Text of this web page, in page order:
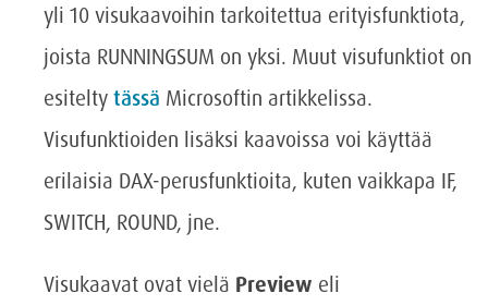
yli 10 visukaavoihin tarkoitettua erityisfunktiota,
joista RUNNINGSUM on yksi. Muut visufunktiot on
esitelty tässä Microsoftin artikkelissa.
Visufunktioiden lisäksi kaavoissa voi käyttää
erilaisia DAX-perusfunktioita, kuten vaikkapa IF,
SWITCH, ROUND, jne.
Visukaavat ovat vielä Preview eli